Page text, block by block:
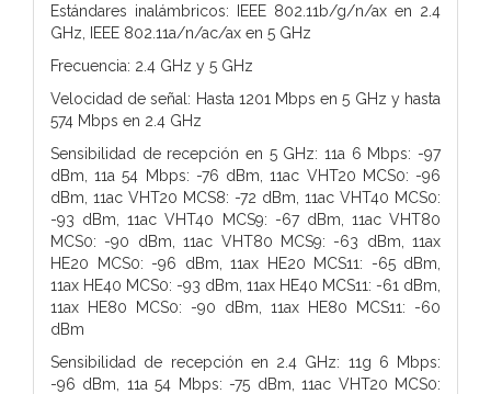
Estándares inalámbricos: IEEE 802.11b/g/n/ax en 2.4
GHz, IEEE 802.11a/n/ac/ax en 5 GHz
Frecuencia: 2.4 GHz y 5 GHz
Velocidad de señal: Hasta 1201 Mbps en 5 GHz y hasta
574 Mbps en 2.4 GHz
Sensibilidad de recepción en 5 GHz: 11a 6 Mbps: -97
dBm, 11a 54 Mbps: -76 dBm, 11ac VHT20 MCS0: -96
dBm, 11ac VHT20 MCS8: -72 dBm, 11ac VHT40 MCS0:
-93 dBm, 11ac VHT40 MCS9: -67 dBm, 11ac VHT80
MCS0: -90 dBm, 11ac VHT80 MCS9: -63 dBm, 11ax
HE20 MCS0: -96 dBm, 11ax HE20 MCS11: -65 dBm,
11ax HE40 MCS0: -93 dBm, 11ax HE40 MCS11: -61 dBm,
11ax HE80 MCS0: -90 dBm, 11ax HE80 MCS11: -60
dBm
Sensibilidad de recepción en 2.4 GHz: 11g 6 Mbps:
-96 dBm, 11a 54 Mbps: -75 dBm, 11ac VHT20 MCS0: